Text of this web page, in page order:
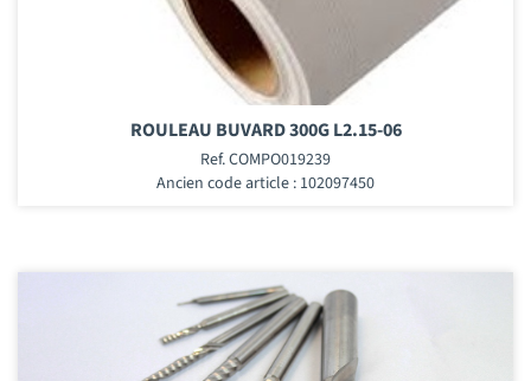
ROULEAU BUVARD 300G L2.15-06
Ref. COMPO019239
Ancien code article : 102097450